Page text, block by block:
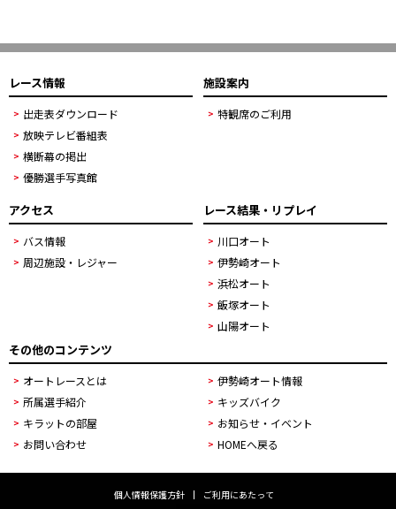
レース情報
出走表ダウンロード
放映テレビ番組表
横断幕の掲出
優勝選手写真館
施設案内
特観席のご利用
アクセス
バス情報
周辺施設・レジャー
レース結果・リプレイ
川口オート
伊勢崎オート
浜松オート
飯塚オート
山陽オート
その他のコンテンツ
オートレースとは
伊勢崎オート情報
所属選手紹介
キッズバイク
キラットの部屋
お知らせ・イベント
お問い合わせ
HOMEへ戻る
個人情報保護方針 ご利用にあたって